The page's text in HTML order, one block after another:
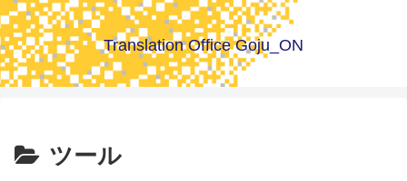
Translation Office Goju_ON
ツール